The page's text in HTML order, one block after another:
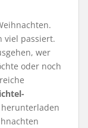
viel passiert.
wer
oder noch